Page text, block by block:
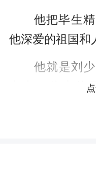
他把毕生精
他深爱的祖国和
他就是刘少
义者，伟大的
家、理论家，
一，中华人民
泽东同志为核